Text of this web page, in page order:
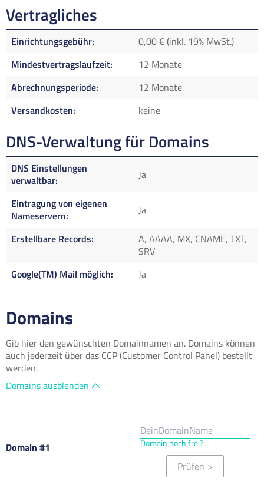
Vertragliches
Einrichtungsgebühr
0,00 € (inkl. 19% MwSt.)
Mindestvertragslaufzeit
12 Monate
Abrechnungsperiode
12 Monate
Versandkosten
keine
DNS-Verwaltung für Domains
DNS Einstellungen
verwaltbar
Ja
Eintragung von eigenen
Nameservern
Ja
Erstellbare Records
A, AAAA, MX, CNAME, TXT,
SRV
Google(TM) Mail möglich
Ja
Domains
Gib hier den gewünschten Domainnamen an. Domains können
auch jederzeit über das CCP (Customer Control Panel) bestellt
werden.
Domains ausblenden
Domain #1 Domain noch frei?
Prüfen >